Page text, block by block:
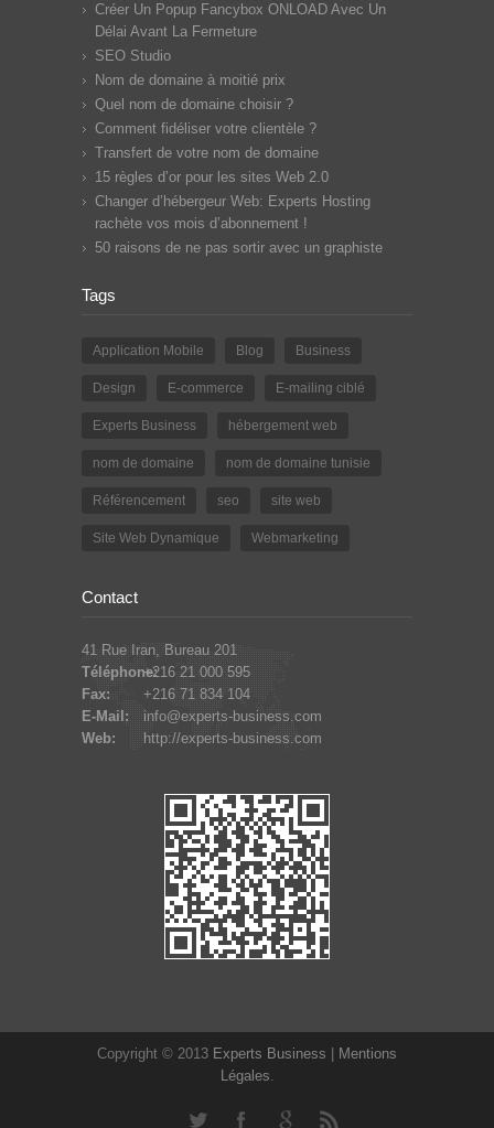
Créer Un Popup Fancybox ONLOAD Avec Un
Délai Avant La Fermeture
SEO Studio
Nom de domaine à moitié prix
Quel nom de domaine choisir ?
Comment fidéliser votre clientèle ?
Transfert de votre nom de domaine
15 règles d’or pour les sites Web 2.0
Changer d’hébergeur Web: Experts Hosting
rachète vos mois d’abonnement !
50 raisons de ne pas sortir avec un graphiste
Tags
Application Mobile Blog Business
Design E-commerce E-mailing ciblé
Experts Business hébergement web
nom de domaine nom de domaine tunisie
Référencement seo site web
Site Web Dynamique Webmarketing
Contact
41 Rue Iran, Bureau 201
Téléphone:+216 21 000 595
Fax:
+216 71 834 104
E-Mail:
info@experts-business.com
Web:
http://experts-business.com
Copyright © 2013 Experts Business
Mentions
Légales.